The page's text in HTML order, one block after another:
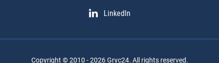
LinkedIn
Copyright © 2010 - 2026 Gryc24. All rights reserved.